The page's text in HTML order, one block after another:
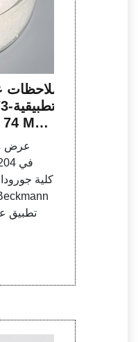
ملاحظات
عرض
كلية